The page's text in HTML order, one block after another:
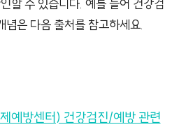
할 수 있습니다. 예를 들어 건강검
념은 다음 출처를 참고하세요.
예방센터) 건강검진/예방 관련